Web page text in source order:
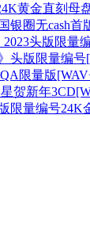
黄金直刻母
银圈无cash首
头版限量
头版限量编号
限量版
贺新年
限量编号24K